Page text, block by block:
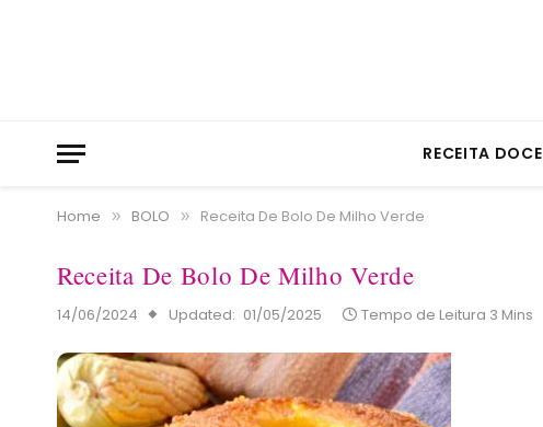
RECEITA DOCE
Home » BOLO » Receita De Bolo De Milho Verde
Receita De Bolo De Milho Verde
14/06/2024 Updated: 01/05/2025 Tempo de Leitura 3 Mins